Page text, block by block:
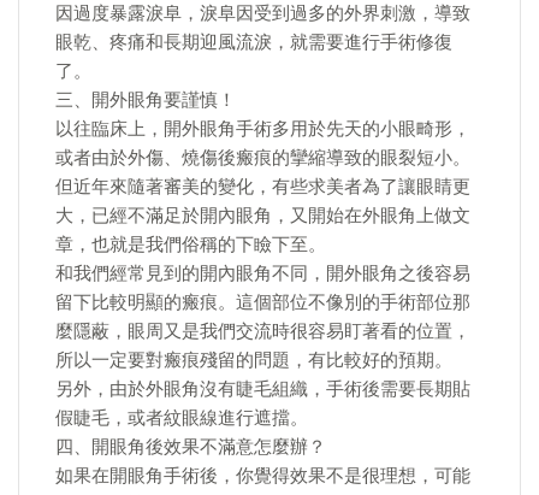
因過度暴露淚阜，淚阜因受到過多的外界刺激，導致
眼乾、疼痛和長期迎風流淚，就需要進行手術修復
了。
三、開外眼角要謹慎！
以往臨床上，開外眼角手術多用於先天的小眼畸形，
或者由於外傷、燒傷後瘢痕的攣縮導致的眼裂短小。
但近年來隨著審美的變化，有些求美者為了讓眼睛更
大，已經不滿足於開內眼角，又開始在外眼角上做文
章，也就是我們俗稱的下瞼下至。
和我們經常見到的開內眼角不同，開外眼角之後容易
留下比較明顯的瘢痕。這個部位不像別的手術部位那
麼隱蔽，眼周又是我們交流時很容易盯著看的位置，
所以一定要對瘢痕殘留的問題，有比較好的預期。
另外，由於外眼角沒有睫毛組織，手術後需要長期貼
假睫毛，或者紋眼線進行遮擋。
四、開眼角後效果不滿意怎麼辦？
如果在開眼角手術後，你覺得效果不是很理想，可能